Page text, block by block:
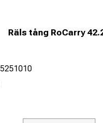
Räls tång RoCarry